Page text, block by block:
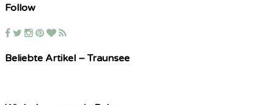
Follow
Beliebte Artikel – Traunsee